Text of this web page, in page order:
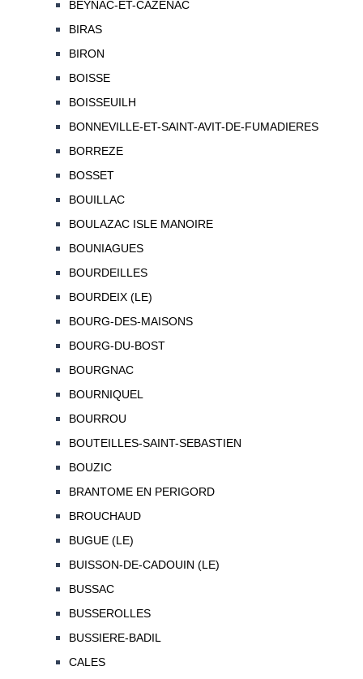
BEYNAC-ET-CAZENAC
BIRAS
BIRON
BOISSE
BOISSEUILH
BONNEVILLE-ET-SAINT-AVIT-DE-FUMADIERES
BORREZE
BOSSET
BOUILLAC
BOULAZAC ISLE MANOIRE
BOUNIAGUES
BOURDEILLES
BOURDEIX (LE)
BOURG-DES-MAISONS
BOURG-DU-BOST
BOURGNAC
BOURNIQUEL
BOURROU
BOUTEILLES-SAINT-SEBASTIEN
BOUZIC
BRANTOME EN PERIGORD
BROUCHAUD
BUGUE (LE)
BUISSON-DE-CADOUIN (LE)
BUSSAC
BUSSEROLLES
BUSSIERE-BADIL
CALES